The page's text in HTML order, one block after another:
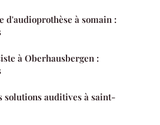
d'audioprothèse à somain :
à Oberhausbergen :
solutions auditives à saint-